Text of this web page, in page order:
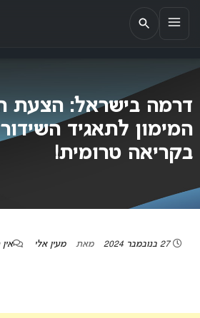
EUROMIX
אתר הבית של האירוויזיון בישראל
דרמה בישראל: הצעת
המימון לתאגיד
בקריאה טרומית!
27 בנובמבר 2024 מאת מעין אלי